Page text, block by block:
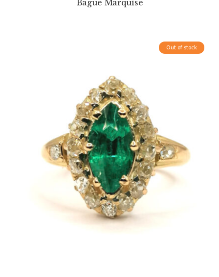
Bague Marquise
Out of stock